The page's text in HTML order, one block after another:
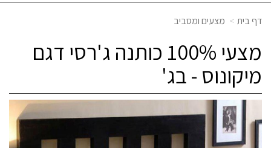
דף בית מצעים ומסביב
מצעי 100% כותנה ג'רסי דגם
מיקונוס - בג'